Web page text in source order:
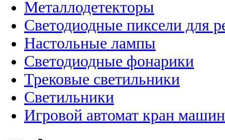
Металлодетекторы
Светодиодные пиксели для
Настольные лампы
Светодиодные фонарики
Трековые светильники
Светильники
Игровой автомат кран